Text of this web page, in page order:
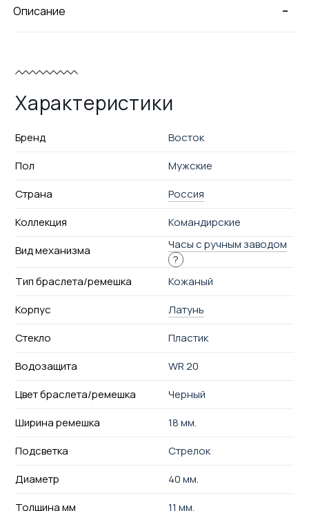
-
Описание
Характеристики
Бренд
Восток
Пол
Мужские
Страна
Россия
Коллекция
Командирские
Вид механизма
Часы с ручным заводом
?
Тип браслета/ремешка
Кожаный
Корпус
Латунь
Стекло
Пластик
Водозащита
WR 20
Цвет браслета/ремешка
Черный
Ширина ремешка
18 мм.
Подсветка
Стрелок
Диаметр
40 мм.
Толщина мм
11 мм.